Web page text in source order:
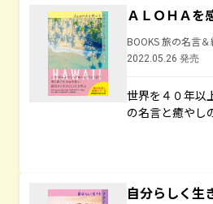
ＡＬＯＨＡを
BOOKS 旅の名言＆
2022.05.26 発売
世界を４０年以
の名言と癒やし
自分らしく生